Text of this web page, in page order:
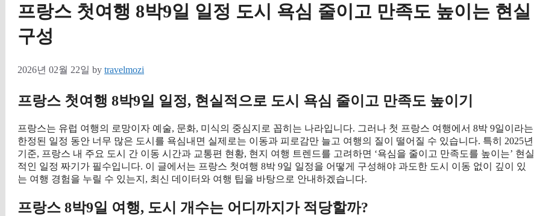
프랑스 첫여행 8박9일 일정 도시 욕심 줄이고 만족도 높이는 현실
구성
2026년 02월 22일 by travelmozi
프랑스 첫여행 8박9일 일정, 현실적으로 도시 욕심 줄이고 만족도 높이기
프랑스는 유럽 여행의 로망이자 예술, 문화, 미식의 중심지로 꼽히는 나라입니다. 그러나 첫 프랑스 여행에서 8박 9일이라는
한정된 일정 동안 너무 많은 도시를 욕심내면 실제로는 이동과 피로감만 늘고 여행의 질이 떨어질 수 있습니다. 특히 2025년
기준, 프랑스 내 주요 도시 간 이동 시간과 교통편 현황, 현지 여행 트렌드를 고려하면 ‘욕심을 줄이고 만족도를 높이는’ 현실
적인 일정 짜기가 필수입니다. 이 글에서는 프랑스 첫여행 8박 9일 일정을 어떻게 구성해야 과도한 도시 이동 없이 깊이 있
는 여행 경험을 누릴 수 있는지, 최신 데이터와 여행 팁을 바탕으로 안내하겠습니다.
프랑스 8박9일 여행, 도시 개수는 어디까지가 적당할까?